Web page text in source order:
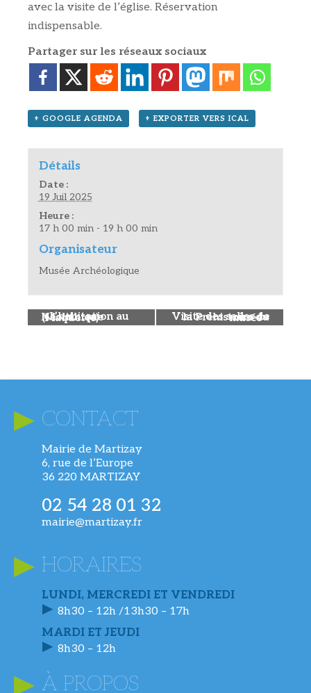
avec la visite de l’église. Réservation
indispensable.
Partager sur les réseaux sociaux
+ GOOGLE AGENDA + EXPORTER VERS ICAL
Détails
Date :
19 Juil 2025
Heure :
17 h 00 min - 19 h 00 min
Organisateur
Musée Archéologique
«
L’habitation au Néolithique (Maquette) Visite des salles de la Préhistoire du musée»
CONTACT
Mairie de Martizay
6, rue de l’Europe
36 220 MARTIZAY
02 54 28 01 32
mairie@martizay.fr
HORAIRES
LUNDI, MERCREDI ET VENDREDI
8h30 – 12h /13h30 – 17h
MARDI ET JEUDI
8h30 – 12h
À PROPOS